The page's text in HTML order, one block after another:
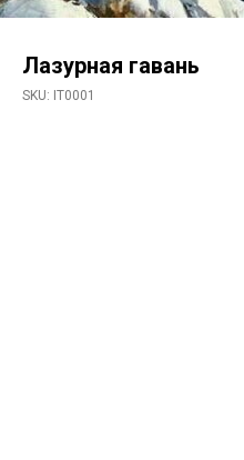
Лазурная гавань
SKU: IT0001